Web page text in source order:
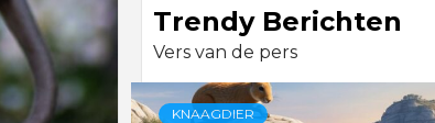
Trendy Berichten
Vers van de pers
KNAAGDIER